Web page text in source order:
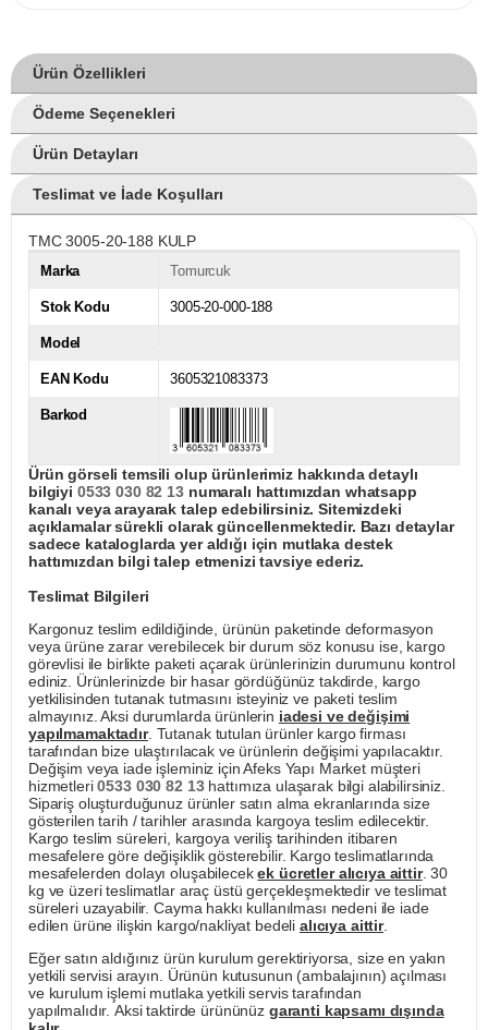
Ürün Özellikleri
Ödeme Seçenekleri
Ürün Detayları
Teslimat ve İade Koşulları
TMC 3005-20-188 KULP
Marka Tomurcuk
Stok Kodu 3005-20-000-188
Model
EAN Kodu 3605321083373
Barkod
Ürün görseli temsili olup ürünlerimiz hakkında detaylı
bilgiyi 0533 030 82 13numaralı hattımızdan whatsapp
kanalı veya arayarak talep edebilirsiniz. Sitemizdeki
açıklamalar sürekli olarak güncellenmektedir. Bazı detaylar
sadece kataloglarda yer aldığı için mutlaka destek
hattımızdan bilgi talep etmenizi tavsiye ederiz.
Teslimat Bilgileri
Kargonuz teslim edildiğinde, ürünün paketinde deformasyon
veya ürüne zarar verebilecek bir durum söz konusu ise, kargo
görevlisi ile birlikte paketi açarak ürünlerinizin durumunu kontrol
ediniz. Ürünlerinizde bir hasar gördüğünüz takdirde, kargo
yetkilisinden tutanak tutmasını isteyiniz ve paketi teslim
almayınız. Aksi durumlarda ürünlerin iadesi ve değişimi
yapılmamaktadır. Tutanak tutulan ürünler kargo firması
tarafından bize ulaştırılacak ve ürünlerin değişimi yapılacaktır.
Değişim veya iade işleminiz için Afeks Yapı Market müşteri
hizmetleri0533 030 82 13hattımıza ulaşarak bilgi alabilirsiniz.
Sipariş oluşturduğunuz ürünler satın alma ekranlarında size
gösterilen tarih / tarihler arasında kargoya teslim edilecektir.
Kargo teslim süreleri, kargoya veriliş tarihinden itibaren
mesafelere göre değişiklik gösterebilir. Kargo teslimatlarında
mesafelerden dolayı oluşabilecekek ücretler alıcıya aittir. 30
kg ve üzeri teslimatlar araç üstü gerçekleşmektedir ve teslimat
süreleri uzayabilir. Cayma hakkı kullanılması nedeni ile iade
edilen ürüne ilişkin kargo/nakliyat bedeli alıcıya aittir.
Eğer satın aldığınız ürün kurulum gerektiriyorsa, size en yakın
yetkili servisi arayın. Ürünün kutusunun (ambalajının) açılması
ve kurulum işlemi mutlaka yetkili servis tarafından
yapılmalıdır. Aksi taktirde ürününüz garanti kapsamı dışında